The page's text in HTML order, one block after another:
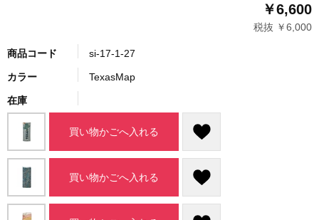
￥6,600
税抜 ￥6,000
商品コード si-17-1-27
カラー TexasMap
在庫
買い物かごへ入れる
買い物かごへ入れる